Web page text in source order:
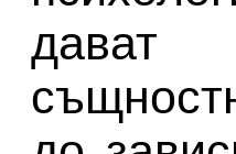
дават